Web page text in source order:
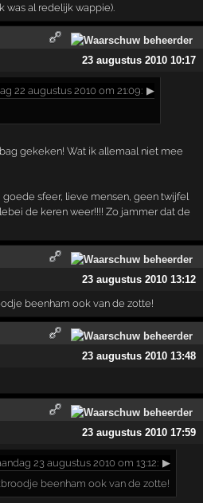
was al redelijk wappie).
23 augustus 2010 10:17
22 augustus 2010 om 21:09: ▶
gekeken! Wat ik allemaal niet mee
sfeer, lieve mensen, geen twijfel
de keren weer!!!! Zo jammer dat de
23 augustus 2010 13:12
beenham ook van de zotte!
23 augustus 2010 13:48
23 augustus 2010 17:59
23 augustus 2010 om 13:12: ▶
beenham ook van de zotte!